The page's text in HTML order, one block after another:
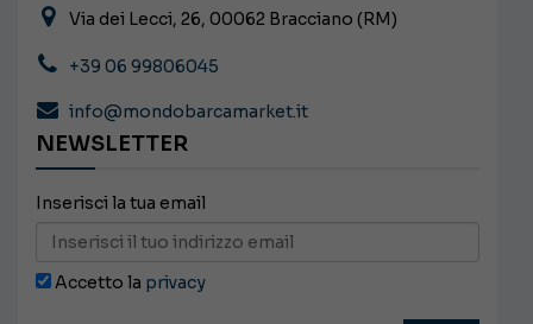
Via dei Lecci, 26, 00062 Bracciano (RM)
+39 06 99806045
info@mondobarcamarket.it
NEWSLETTER
Inserisci la tua email
Accetto la privacy